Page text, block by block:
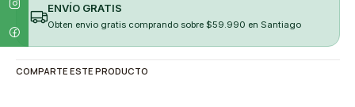
ENVÍO GRATIS
Obten envio gratis comprando sobre $59.990 en Santiago
COMPARTE ESTE PRODUCTO